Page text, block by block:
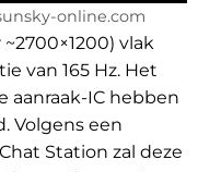
online.com
vlak
van 165 Hz. Het
aanraak-IC hebben
Volgens een
Station zal deze